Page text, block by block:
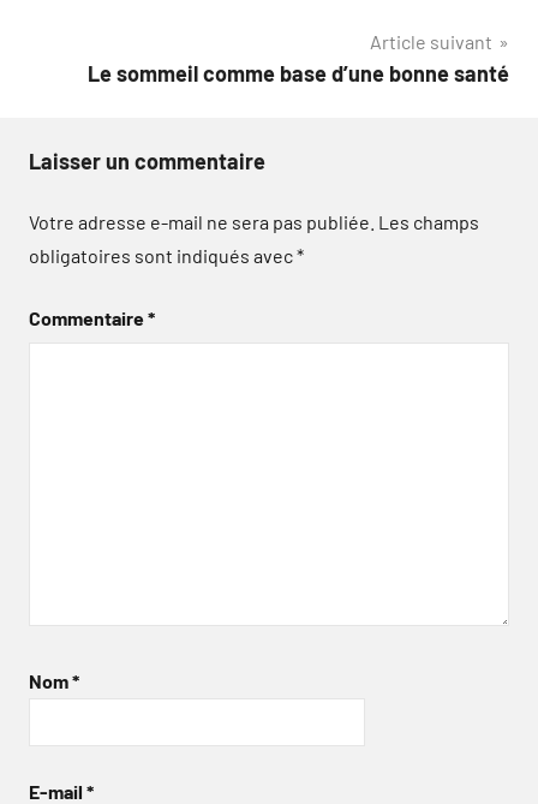
Article suivant
Le sommeil comme base d’une bonne santé
Laisser un commentaire
Votre adresse e-mail ne sera pas publiée. Les champs
obligatoires sont indiqués avec*
Commentaire*
Nom*
E-mail *